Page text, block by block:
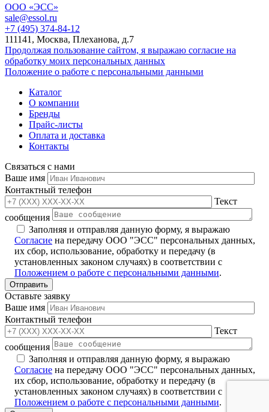
ООО «ЭСС»
sale@essol.ru
+7 (495) 374-84-12
111141, Москва, Плеханова, д.7
Продолжая пользование сайтом, я выражаю согласие на
обработку моих персональных данных
Положение о работе с персональными данными
Каталог
О компании
Бренды
Прайс-листы
Оплата и доставка
Контакты
Связаться с нами
Ваше имя
Контактный телефон
Текст
сообщения
Заполняя и отправляя данную форму, я выражаю
Согласие на передачу ООО "ЭСС" персональных данных,
их сбор, использование, обработку и передачу (в
установленных законом случаях) в соответствии с
Положением о работе с персональными данными.
Оставьте заявку
Ваше имя
Контактный телефон
Текст
сообщения
Заполняя и отправляя данную форму, я выражаю
Согласие на передачу ООО "ЭСС" персональных данных,
их сбор, использование, обработку и передачу (в
установленных законом случаях) в соответствии с
Положением о работе с персональными данными.